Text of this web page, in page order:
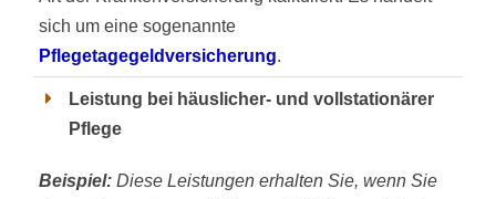
sich um eine sogenannte
Pflegetagegeldversicherung.
Leistung bei häuslicher- und vollstationärer
Pflege
Beispiel:Diese Leistungen erhalten Sie, wenn Sie